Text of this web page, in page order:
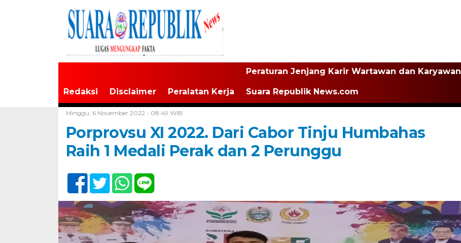
Redaksi Disclaimer Peralatan Kerja
Peraturan Jenjang Karir Wartawan dan Karyawan
Suara Republik News.com
Minggu, 6 November 2022 - 08:49 WIB
Porprovsu XI 2022. Dari Cabor Tinju Humbahas
Raih 1 Medali Perak dan 2 Perunggu